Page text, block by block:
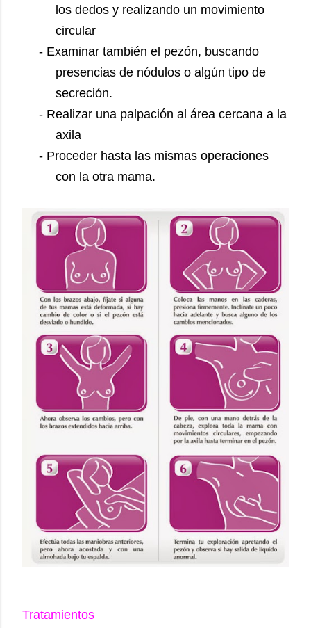
los dedos y realizando un movimiento
circular
- Examinar también el pezón, buscando
presencias de nódulos o algún tipo de
secreción.
- Realizar una palpación al área cercana a la
axila
- Proceder hasta las mismas operaciones
con la otra mama.
Tratamientos